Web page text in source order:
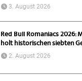
3. August 2026
Red Bull Romaniacs 2026:
holt historischen siebten
2. August 2026